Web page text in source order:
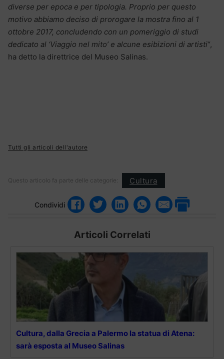
diverse per epoca e per tipologia. Proprio per questo
motivo abbiamo deciso di prorogare la mostra fino al 1
ottobre 2017, concludendo con un pomeriggio di studi
dedicato al ‘Viaggio nel mito’ e alcune esibizioni di artisti“,
ha detto la direttrice del Museo Salinas.
Tutti gli articoli dell'autore
Questo articolo fa parte delle categorie: Cultura
Condividi
Articoli Correlati
Cultura, dalla Grecia a Palermo la statua di Atena:
sarà esposta al Museo Salinas